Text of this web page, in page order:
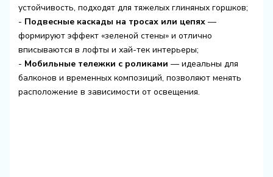
устойчивость, подходят для тяжелых глиняных горшков;
- Подвесные каскады на тросах или цепях—
формируют эффект «зеленой стены» и отлично
вписываются в лофты и хай-тек интерьеры;
- Мобильные тележки с роликами — идеальны для
балконов и временных композиций, позволяют менять
расположение в зависимости от освещения.